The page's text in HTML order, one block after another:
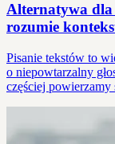
Alternatywa
rozumie
Pisanie tekstów to
o niepowtarzalny
częściej powierzamy